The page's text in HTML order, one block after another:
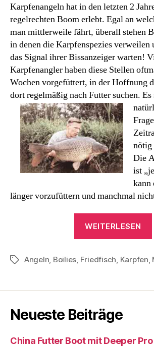
Karpfenangeln hat in den letzten 2
regelrechten Boom erlebt. Egal an
man mittlerweile fährt, überall stehen
in denen die Karpfenspezies verweilen
das Signal ihrer Bissanzeiger warten!
Karpfenangler haben diese Stellen
Wochen vorgefüttert, in der Hoffnung
dort regelmäßig nach Futter suchen. Es
nötig
Die
ist
kann
länger vorzufüttern und manchmal
WEITERLESEN
Schlagwörter
Angeln, Boilies, Friedfisch, Karpfen,
Neueste Beiträge
China Futter Boot mit Deeper Pro